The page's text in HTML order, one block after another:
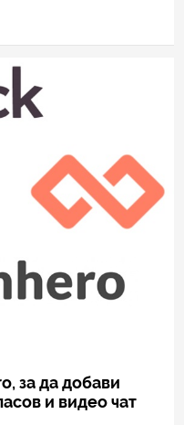
за да добави
и видео чат